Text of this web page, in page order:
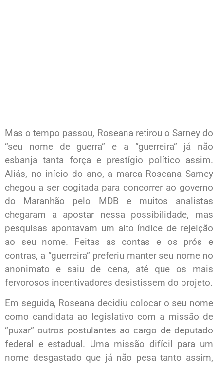
Mas o tempo passou, Roseana retirou o Sarney do
“seu nome de guerra” e a “guerreira” já não
esbanja tanta força e prestígio político assim.
Aliás, no início do ano, a marca Roseana Sarney
chegou a ser cogitada para concorrer ao governo
do Maranhão pelo MDB e muitos analistas
chegaram a apostar nessa possibilidade, mas
pesquisas apontavam um alto índice de rejeição
ao seu nome. Feitas as contas e os prós e
contras, a “guerreira” preferiu manter seu nome no
anonimato e saiu de cena, até que os mais
fervorosos incentivadores desistissem do projeto.
Em seguida, Roseana decidiu colocar o seu nome
como candidata ao legislativo com a missão de
“puxar” outros postulantes ao cargo de deputado
federal e estadual. Uma missão difícil para um
nome desgastado que já não pesa tanto assim,